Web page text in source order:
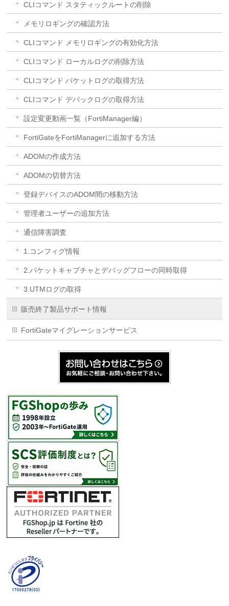
CLIコマンド スタティックルートの削除
メモリロギングの確認方法
CLIコマンド メモリロギングの有効化方法
CLIコマンド ローカルログの削除方法
CLIコマンド パケットログの取得方法
CLIコマンド デバックログの取得方法
設定変更動画一覧（FortiManager編）
FortiGateをFortiManagerに追加する方法
ADOMの作成方法
ADOMの切替方法
登録デバイスのADOM間の移動方法
管理者ユーザーの追加方法
通信障害調査
1.コンフィグ情報
2.パケットキャプチャとデバッグフローの同時取得
3.UTMログの取得
販売終了製品サポート情報
FortiGateマイグレーションサービス